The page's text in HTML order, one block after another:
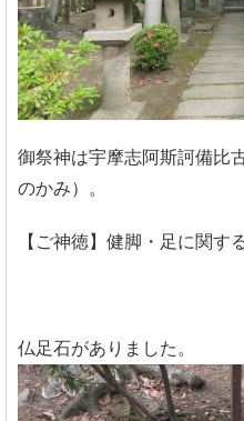
御祭神は宇摩志阿斯訶備比
のかみ）。
【ご神徳】健脚・足に関す
仏足石がありました。